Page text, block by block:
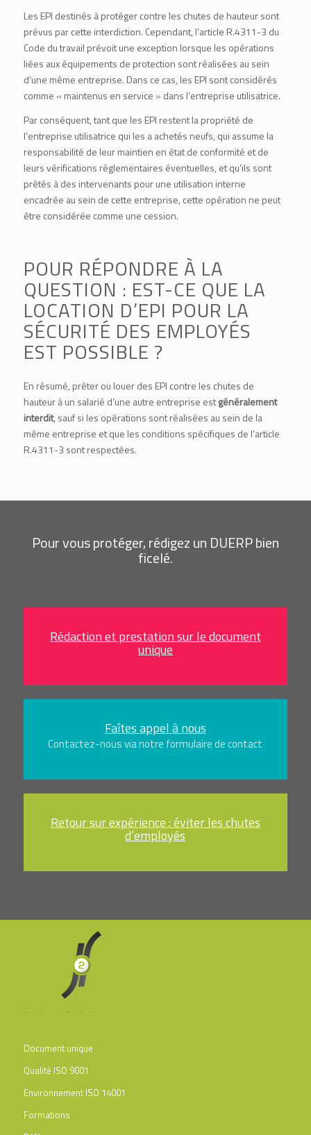
Les EPI destinés à protéger contre les chutes de hauteur sont
prévus par cette interdiction. Cependant, l’article R.4311-3 du
Code du travail prévoit une exception lorsque les opérations
liées aux équipements de protection sont réalisées au sein
d’une même entreprise. Dans ce cas, les EPI sont considérés
comme « maintenus en service » dans l’entreprise utilisatrice.
Par conséquent, tant que les EPI restent la propriété de
l’entreprise utilisatrice qui les a achetés neufs, qui assume la
responsabilité de leur maintien en état de conformité et de
leurs vérifications réglementaires éventuelles, et qu’ils sont
prêtés à des intervenants pour une utilisation interne
encadrée au sein de cette entreprise, cette opération ne peut
être considérée comme une cession.
POUR RÉPONDRE À LA
QUESTION : EST-CE QUE LA
LOCATION D’EPI POUR LA
SÉCURITÉ DES EMPLOYÉS
EST POSSIBLE ?
En résumé, prêter ou louer des EPI contre les chutes de
hauteur à un salarié d’une autre entreprise estgénéralement
interdit, sauf si les opérations sont réalisées au sein de la
même entreprise et que les conditions spécifiques de l’article
R.4311-3 sont respectées.
Pour vous protéger, rédigez un DUERP bien
ficelé.
Rédaction et prestation sur le document
unique
Faîtes appel à nous
Contactez-nous via notre formulaire de contact
Retour sur expérience : éviter les chutes
d’employés
Document unique
Qualité ISO 9001
Environnement ISO 14001
Formations